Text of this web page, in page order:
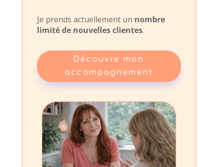
Je prends actuellement un nombre
limité de nouvelles clientes.
Découvre mon
accompagnement